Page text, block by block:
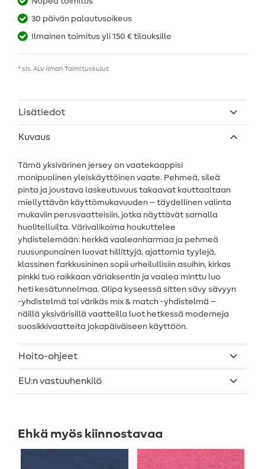
30 päivän palautusoikeus
Ilmainen toimitus yli 150 € tilauksille
* sis. ALV ilman Toimituskulut
Lisätiedot
Kuvaus
Tämä yksivärinen jersey on vaatekaappisi
monipuolinen yleiskäyttöinen vaate. Pehmeä, sileä
pinta ja joustava laskeutuvuus takaavat kauttaaltaan
miellyttävän käyttömukavuuden – täydellinen valinta
mukaviin perusvaatteisiin, jotka näyttävät samalla
huolitelluilta. Värivalikoima houkuttelee
yhdistelemään: herkkä vaaleanharmaa ja pehmeä
ruusunpunainen luovat hillittyjä, ajattomia tyylejä,
klassinen farkkusininen sopii urheilullisiin asuihin, kirkas
pinkki tuo raikkaan väriaksentin ja vaalea minttu luo
heti kesätunnelmaa. Olipa kyseessä sitten sävy sävyyn
-yhdistelmä tai värikäs mix & match -yhdistelmä –
näillä yksivärisillä vaatteilla luot hetkessä moderneja
suosikkivaatteita jokapäiväiseen käyttöön.
Hoito-ohjeet
EU:n vastuuhenkilö
Ehkä myös kiinnostavaa